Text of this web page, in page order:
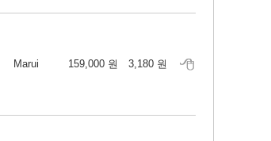
Marui 159,000 원 3,180 원